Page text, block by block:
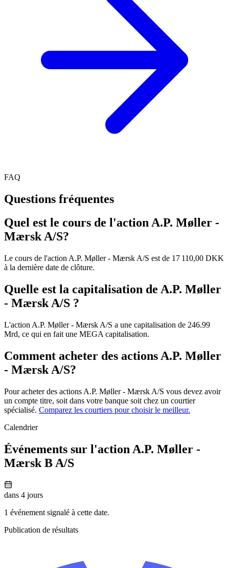
FAQ
Questions fréquentes
Quel est le cours de l'action A.P. Møller -
Mærsk A/S?
Le cours de l'action A.P. Møller - Mærsk A/S est de 17 110,00 DKK
à la dernière date de clôture.
Quelle est la capitalisation de A.P. Møller
- Mærsk A/S ?
L'action A.P. Møller - Mærsk A/S a une capitalisation de 246.99
Mrd, ce qui en fait une MEGA capitalisation.
Comment acheter des actions A.P. Møller
- Mærsk A/S?
Pour acheter des actions A.P. Møller - Mærsk A/S vous devez avoir
un compte titre, soit dans votre banque soit chez un courtier
spécialisé. Comparez les courtiers pour choisir le meilleur.
Calendrier
Événements sur l'action A.P. Møller -
Mærsk B A/S
dans 4 jours
1 événement signalé à cette date.
Publication de résultats